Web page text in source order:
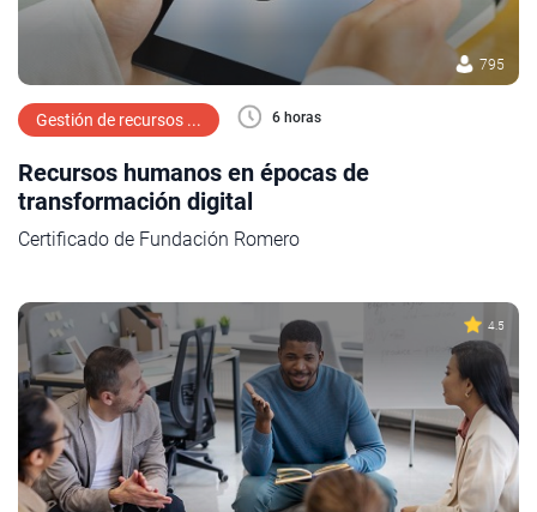
795
Gestión de recursos ... 6 horas
Recursos humanos en épocas de
transformación digital
Certificado de Fundación Romero
4.5